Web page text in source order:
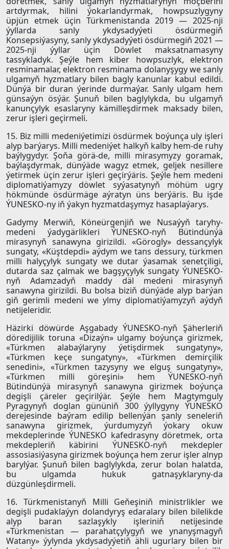
artdyrmak, hilini ýokarlandyrmak, howpsuzlygyny
üpjün etmek üçin Türkmenistanda 2019 — 2025-nji
ýyllarda sanly ykdysadyýeti ösdürmegiň
Konsepsiýasyny, sanly ykdysadyýeti ösdürmegiň 2021 —
2025-nji ýyllar üçin Döwlet maksatnamasyny
tassykladyk. Şeýle hem kiber howpsuzlyk, elektron
resminamalar, elektron resminama dolanyşygy we sanly
ulgamyň hyzmatlary bilen bagly kanunlar kabul edildi.
Dünýä bir duran ýerinde durmaýar. Sanly ulgam hem
günsaýyn ösýär. Şunuň bilen baglylykda, bu ulgamyň
kanunçylyk esaslaryny kämilleşdirmek maksady bilen,
zerur işleri geçirmeli.
15. Biz milli medeniýetimizi ösdürmek boýunça uly işleri
alyp barýarys. Milli medeniýet halkyň kalby hem-de ruhy
baýlygydyr. Şoňa görä-de, milli mirasymyzy goramak,
baýlaşdyrmak, dünýäde wagyz etmek, geljek nesillere
ýetirmek üçin zerur işleri geçirýäris. Şeýle hem medeni
diplomatiýamyzy döwlet syýasatynyň möhüm ugry
hökmünde ösdürmäge aýratyn üns berýäris. Bu işde
ÝUNESKO-ny iň ýakyn hyzmatdaşymyz hasaplaýarys.
Gadymy Merwiň, Köneürgenjiň we Nusaýyň taryhy-
medeni ýadygärlikleri ÝUNESKO-nyň Bütindünýä
mirasynyň sanawyna girizildi. «Görogly» dessançylyk
sungaty, «Küştdepdi» aýdym we tans dessury, türkmen
milli halyçylyk sungaty we dutar ýasamak senetçiligi,
dutarda saz çalmak we bagşyçylyk sungaty ÝUNESKO-
nyň Adamzadyň maddy däl medeni mirasynyň
sanawyna girizildi. Bu bolsa biziň dünýäde alyp barýan
giň gerimli medeni we ylmy diplomatiýamyzyň aýdyň
netijeleridir.
Häzirki döwürde Aşgabady ÝUNESKO-nyň Şäherleriň
döredijilik toruna «Dizaýn» ulgamy boýunça girizmek,
«Türkmen alabaýlaryny ýetişdirmek sungatyny»,
«Türkmen keçe sungatyny», «Türkmen demirçilik
senedini», «Türkmen tazysyny we elguş sungatyny»,
«Türkmen milli göreşini» hem ÝUNESKO-nyň
Bütindünýä mirasynyň sanawyna girizmek boýunça
degişli çäreler geçirilýär. Şeýle hem Magtymguly
Pyragynyň doglan gününiň 300 ýyllygyny ÝUNESKO
derejesinde baýram edilip bellenýän şanly seneleriň
sanawyna girizmek, ýurdumyzyň ýokary okuw
mekdeplerinde ÝUNESKO kafedrasyny döretmek, orta
mekdepleriň käbirini ÝUNESKO-nyň mekdepler
assosiasiýasyna girizmek boýunça hem zerur işler alnyp
barylýar. Şunuň bilen baglylykda, zerur bolan halatda,
bu ulgamda hukuk gatnaşyklaryny-da
düzgünleşdirmeli.
16. Türkmenistanyň Milli Geňeşiniň ministrlikler we
degişli pudaklaýyn dolandyryş edaralary bilen bilelikde
alyp baran sazlaşykly işleriniň netijesinde
«Türkmenistan — parahatçylygyň we ynanyşmagyň
Watany» ýylynda ykdysadyýetiň ähli ugurlary bilen bir